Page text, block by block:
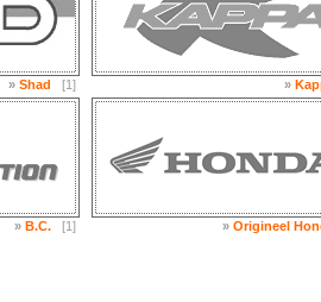
»Shad [1] »
»B.C.[1] »Origineel